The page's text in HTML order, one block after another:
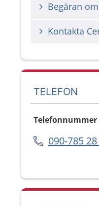
Begäran
Kontakta
TELEFON
Telefonnummer
090-785